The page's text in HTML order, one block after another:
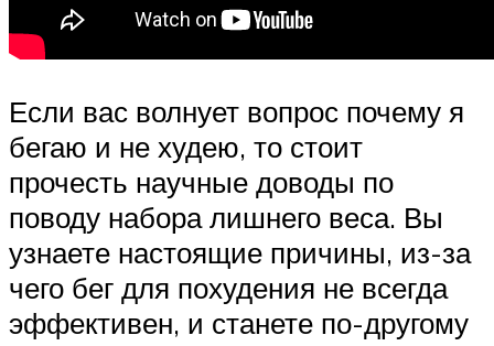
Если вас волнует вопрос почему я
бегаю и не худею, то стоит
прочесть научные доводы по
поводу набора лишнего веса. Вы
узнаете настоящие причины, из-за
чего бег для похудения не всегда
эффективен, и станете по-другому